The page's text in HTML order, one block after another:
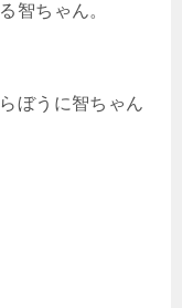
智ちゃん。
ぼうに智ちゃん